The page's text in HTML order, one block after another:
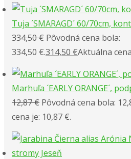
Tuja ´SMARAGD´ 60/70cm,
334,50€ Pôvodná cena bola:
334,50 €.314,50 €Aktuálna
Marhuľa ´EARLY ORANGE´,
12,87€ Pôvodná cena bola:
cena je: 10,87 €.